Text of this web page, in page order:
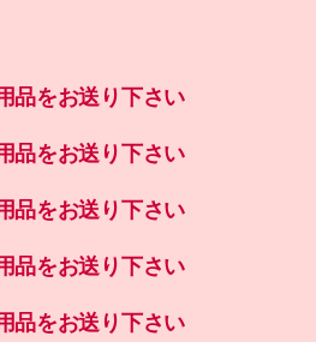
品をお送り下さい
品をお送り下さい
品をお送り下さい
品をお送り下さい
品をお送り下さい